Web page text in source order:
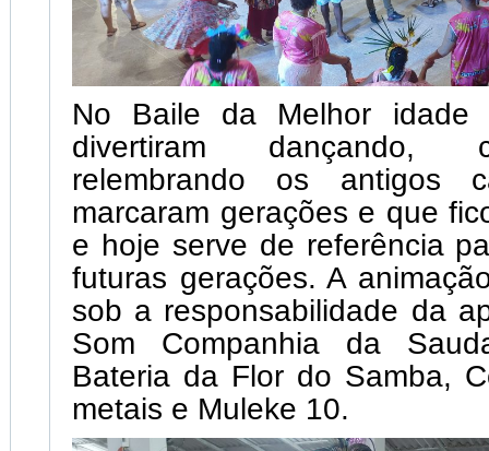
No Baile da Melhor idade
divertiram dançando,
relembrando os antigos
marcaram gerações e que
e hoje serve de referência
futuras gerações. A
sob a responsabilidade da
Som Companhia da
Bateria da Flor do Samba,
metais e Muleke 10.